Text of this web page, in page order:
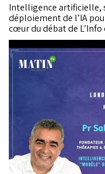
Intelligence artificielle,
déploiement de l’IA
cœur du débat de L’Info
discuter, Rachid
fondateur et directeur
guidées par l’image,
l’UM6P.